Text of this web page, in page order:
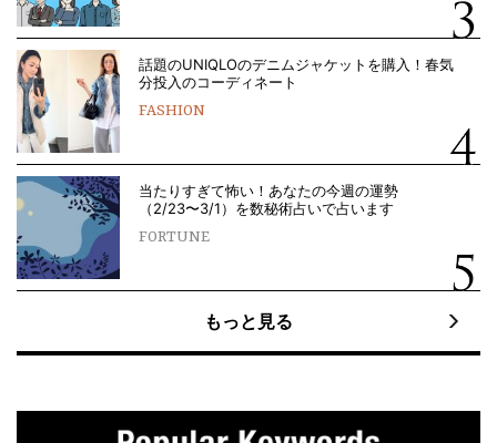
話題のUNIQLOのデニムジャケットを購入！春気
分投入のコーディネート
FASHION
当たりすぎて怖い！あなたの今週の運勢
（2/23〜3/1）を数秘術占いで占います
FORTUNE
もっと見る